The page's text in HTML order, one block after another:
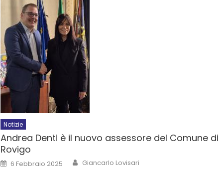
Notizie
Andrea Denti è il nuovo assessore del Comune di
Rovigo
6 Febbraio 2025 Giancarlo Lovisari